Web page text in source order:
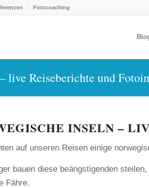
Fotocoaching
live Reiseberichte und
INSELN –
auf unseren Reisen einige
bauen diese beängstigenden
Fähre.